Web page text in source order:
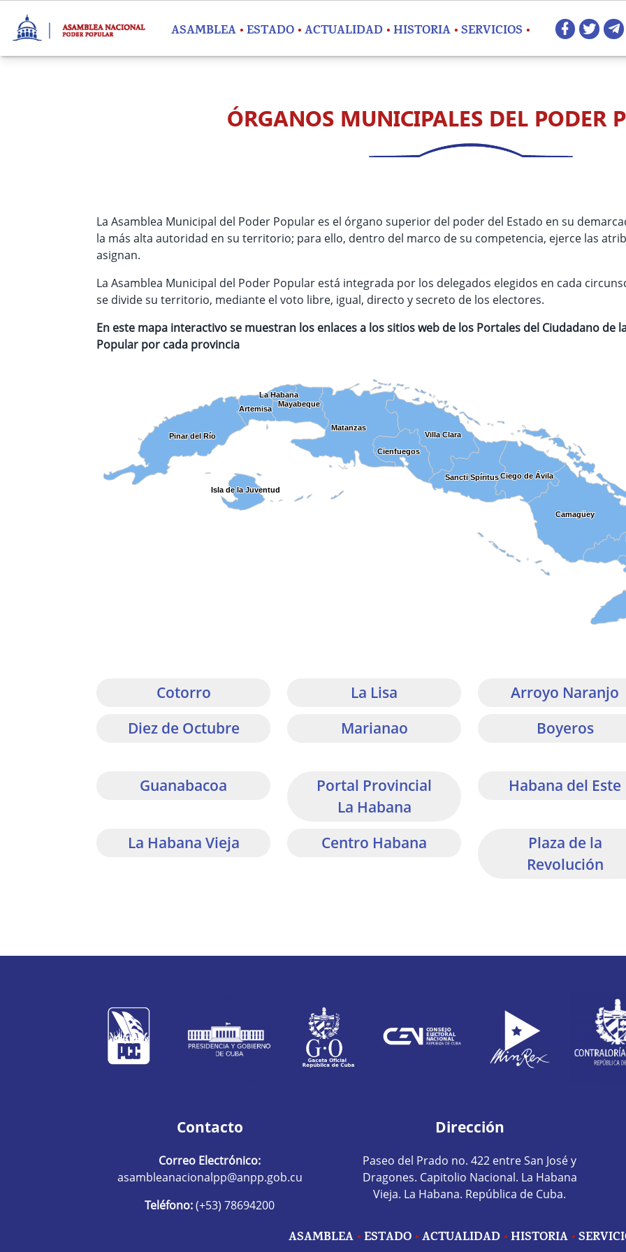
ASAMBLEA ESTADO ACTUALIDAD HISTORIA SERVICIOS
ÓRGANOS MUNICIPALES DEL PODER
La Asamblea Municipal del Poder Popular es el órgano superior del poder del Estado en su
la más alta autoridad en su territorio; para ello, dentro del marco de su competencia, ejerce las
asignan.
La Asamblea Municipal del Poder Popular está integrada por los delegados elegidos en cada
se divide su territorio, mediante el voto libre, igual, directo y secreto de los electores.
En este mapa interactivo se muestran los enlaces a los sitios web de los Portales del Ciudadano de
Popular por cada provincia
Pinar del Río
Pinar del Río
Artemisa
Artemisa
La Habana
La Habana
Mayabeque
Mayabeque
Matanzas
Matanzas
Cienfuegos
Cienfuegos
Villa Clara
Villa Clara
Sancti Spíritus
Sancti SpíritusCiego de Ávila
Ciego de Ávila
Camagüey
Camagüey
Isla de la Juventud
Isla de la Juventud
Cotorro La Lisa Arroyo Naranjo
Diez de Octubre
Marianao Boyeros
Guanabacoa
Portal Provincial
La Habana
Habana del Este
La Habana Vieja Centro Habana
Plaza de la
Revolución
Contacto
Correo Electrónico:
asambleanacionalpp@anpp.gob.cu
Teléfono:(+53) 78694200
Dirección
Paseo del Prado no. 422 entre San José y
Dragones. Capitolio Nacional. La Habana
Vieja. La Habana. República de Cuba.
ASAMBLEA ESTADO ACTUALIDAD HISTORIA